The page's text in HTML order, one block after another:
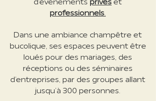
d’événements privés et
professionnels.
Dans une ambiance champêtre et
bucolique, ses espaces peuvent être
loués pour des mariages, des
réceptions ou des séminaires
d’entreprises, par des groupes allant
jusqu’à 300 personnes.